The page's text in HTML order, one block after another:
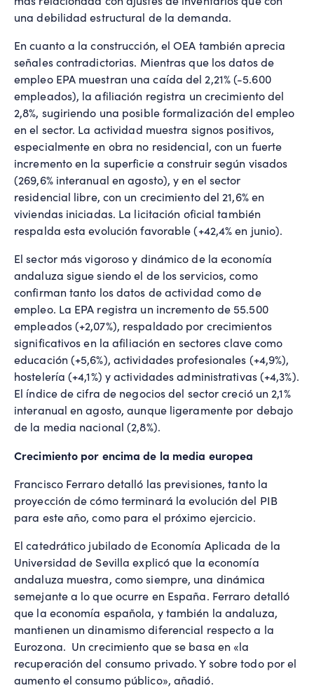
una debilidad estructural de la demanda.
En cuanto a la construcción, el OEA también aprecia
señales contradictorias. Mientras que los datos de
empleo EPA muestran una caída del 2,21% (-5.600
empleados), la afiliación registra un crecimiento del
2,8%, sugiriendo una posible formalización del empleo
en el sector. La actividad muestra signos positivos,
especialmente en obra no residencial, con un fuerte
incremento en la superficie a construir según visados
(269,6% interanual en agosto), y en el sector
residencial libre, con un crecimiento del 21,6% en
viviendas iniciadas. La licitación oficial también
respalda esta evolución favorable (+42,4% en junio).
El sector más vigoroso y dinámico de la economía
andaluza sigue siendo el de los servicios, como
confirman tanto los datos de actividad como de
empleo. La EPA registra un incremento de 55.500
empleados (+2,07%), respaldado por crecimientos
significativos en la afiliación en sectores clave como
educación (+5,6%), actividades profesionales (+4,9%),
hostelería (+4,1%) y actividades administrativas (+4,3%).
El índice de cifra de negocios del sector creció un 2,1%
interanual en agosto, aunque ligeramente por debajo
de la media nacional (2,8%).
Crecimiento por encima de la media europea
Francisco Ferraro detalló las previsiones, tanto la
proyección de cómo terminará la evolución del PIB
para este año, como para el próximo ejercicio.
El catedrático jubilado de Economía Aplicada de la
Universidad de Sevilla explicó que la economía
andaluza muestra, como siempre, una dinámica
semejante a lo que ocurre en España. Ferraro detalló
que la economía española, y también la andaluza,
mantienen un dinamismo diferencial respecto a la
Eurozona. Un crecimiento que se basa en «la
recuperación del consumo privado. Y sobre todo por el
aumento el consumo público», añadió.